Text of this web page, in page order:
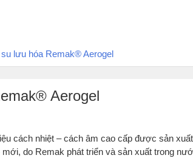
lưu hóa Remak® Aerogel
Aerogel
cách nhiệt – cách âm cao cấp được sản
do Remak phát triển và sản xuất trong